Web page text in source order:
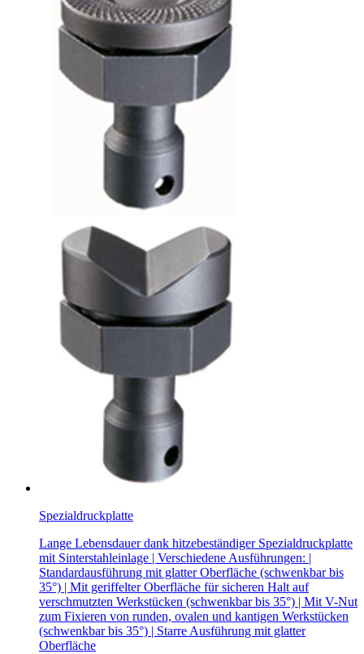
Spezialdruckplatte
Lange Lebensdauer dank hitzebeständiger Spezialdruckplatte
mit Sinterstahleinlage | Verschiedene Ausführungen: |
Standardausführung mit glatter Oberfläche (schwenkbar bis
35°) | Mit geriffelter Oberfläche für sicheren Halt auf
verschmutzten Werkstücken (schwenkbar bis 35°) | Mit V-Nut
zum Fixieren von runden, ovalen und kantigen Werkstücken
(schwenkbar bis 35°) | Starre Ausführung mit glatter
Oberfläche